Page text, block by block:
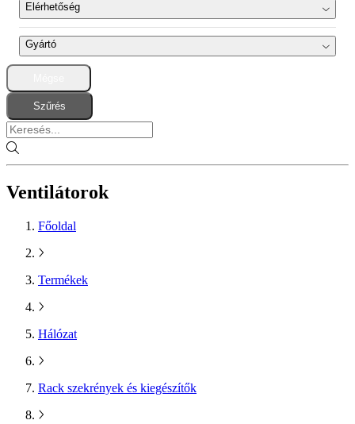
Elérhetőség
Újdonság
Kifutott
Termékszett
Gyártó
Szűrés
Ventilátorok
Főoldal
Termékek
Hálózat
Rack szekrények és kiegészítők